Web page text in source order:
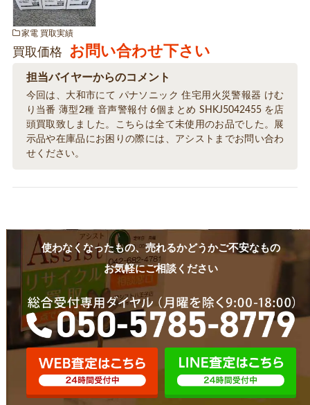
家電 買取実績
買取価格 お問い合わせ下さい
担当バイヤーからのコメント
今回は、大和市にて パナソニック 住宅用火災警報器 けむ
り当番 薄型2種 音声警報付 6個まとめ SHKJ5042455 を店
頭買取致しました。こちらは全て未使用のお品でした。展
示品や在庫品にお困りの際には、アシストまでお問い合わ
せください。
使わなくなったもの、売れるかどうかご不安なもの
お気軽にご相談ください